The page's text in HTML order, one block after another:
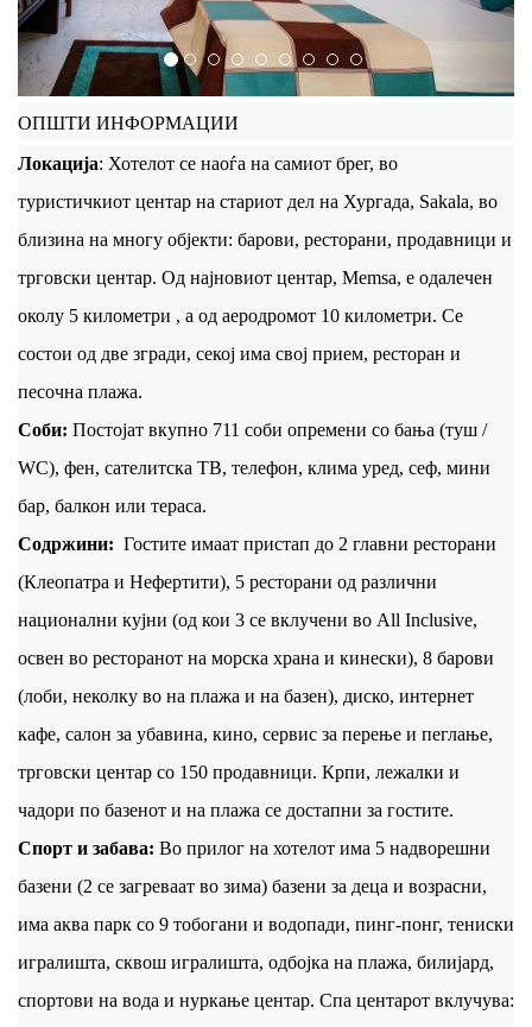
ОПШТИ ИНФОРМАЦИИ
Локација: Хотелот се наоѓа на самиот брег, во
туристичкиот центар на стариот дел на Хургада, Sakala, во
близина на многу објекти: барови, ресторани, продавници и
трговски центар. Од најновиот центар, Memsa, е одалечен
околу 5 километри , а од аеродромот 10 километри. Се
состои од две згради, секој има свој прием, ресторан и
песочна плажа.
Соби: Постојат вкупно 711 соби опремени со бања (туш /
WC), фен, сателитска ТВ, телефон, клима уред, сеф, мини
бар, балкон или тераса.
Содржини: Гостите имаат пристап до 2 главни ресторани
(Клеопатра и Нефертити), 5 ресторани од различни
национални кујни (од кои 3 се вклучени во All Inclusive,
освен во ресторанот на морска храна и кинески), 8 барови
(лоби, неколку во на плажа и на базен), диско, интернет
кафе, салон за убавина, кино, сервис за перење и пеглање,
трговски центар со 150 продавници. Крпи, лежалки и
чадори по базенот и на плажа се достапни за гостите.
Спорт и забава: Во прилог на хотелот има 5 надворешни
базени (2 се загреваат во зима) базени за деца и возрасни,
има аква парк со 9 тобогани и водопади, пинг-понг, тениски
игралишта, сквош игралишта, одбојка на плажа, билијард,
спортови на вода и нуркање центар. Спа центарот вклучува: